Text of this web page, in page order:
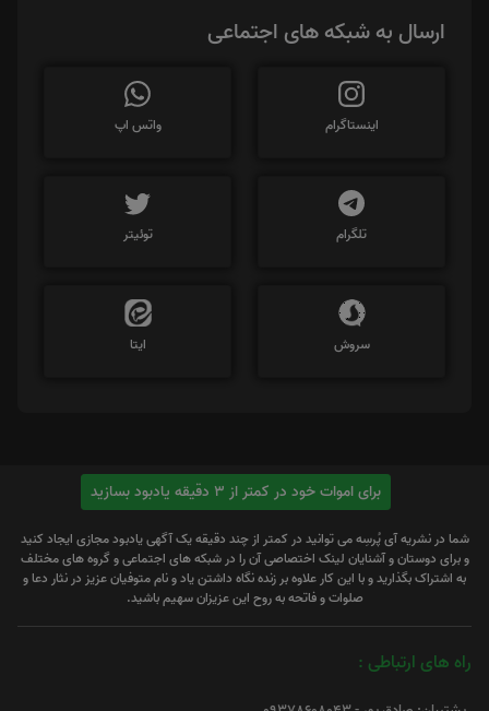
ارسال به شبکه های اجتماعی
اینستاگرام واتس اپ
تلگرام توئیتر
سروش ایتا
برای اموات خود در کمتر از 3 دقیقه یادبود بسازید
شما در نشریه آی پُرسِه می توانید در کمتر از چند دقیقه یک آگهی یادبود مجازی ایجاد کنید
و برای دوستان و آشنایان لینک اختصاصی آن را در شبکه های اجتماعی و گروه های مختلف
به اشتراک بگذارید و با این کار علاوه بر زنده نگاه داشتن یاد و نام متوفیان عزیز در نثار دعا و
صلوات و فاتحه به روح این عزیزان سهیم باشید.
راه های ارتباطی :